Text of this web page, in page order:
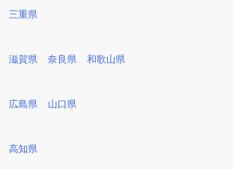
三重県
滋賀県 奈良県 和歌山県
広島県 山口県
高知県